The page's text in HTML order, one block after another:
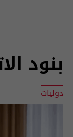
بنود
دوليات